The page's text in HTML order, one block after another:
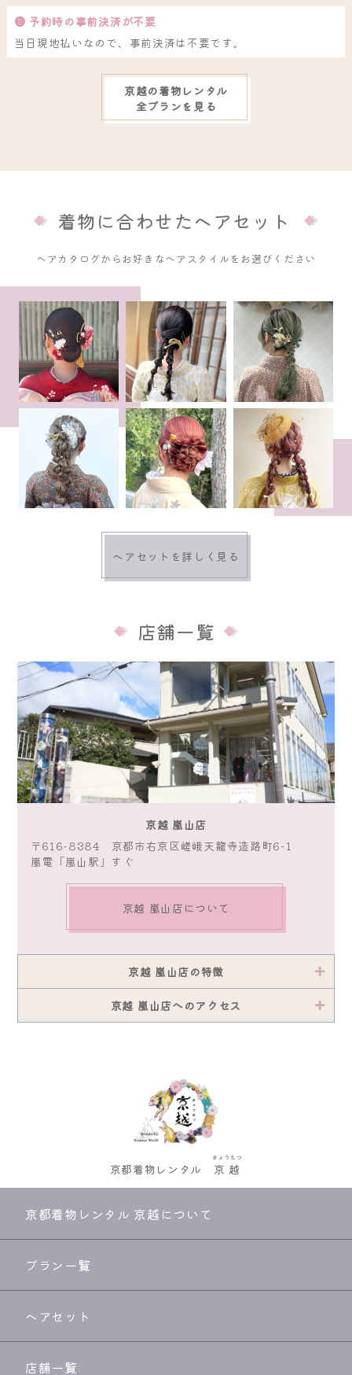
❸ 予約時の事前決済が不要
当日現地払いなので、事前決済は不要です。
京越の着物レンタル
全プランを見る
着物に合わせたヘアセット
ヘアカタログからお好きなヘアスタイルをお選びください
ヘアセットを詳しく見る
店舗一覧
京越 嵐山店
〒616-8384 京都市右京区嵯峨天龍寺造路町6-1
嵐電「嵐山駅」すぐ
京越 嵐山店について
京越 嵐山店の特徴
京越 嵐山店へのアクセス
京都着物レンタル 京越
きょうえつ
京都着物レンタル 京越について
プラン一覧
ヘアセット
店舗一覧